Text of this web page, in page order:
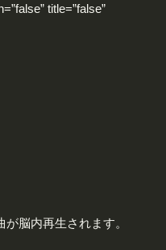
title=”false”
脳内再生されます。